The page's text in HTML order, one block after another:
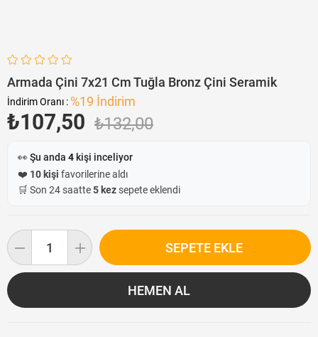
Armada Çini 7x21 Cm Tuğla Bronz Çini Seramik
İndirim Oranı : %19 İndirim
₺132,00
₺107,50
👀 Şu anda 4 kişi inceliyor
❤️ 10 kişi favorilerine aldı
🛒 Son 24 saatte5 kezsepete eklendi